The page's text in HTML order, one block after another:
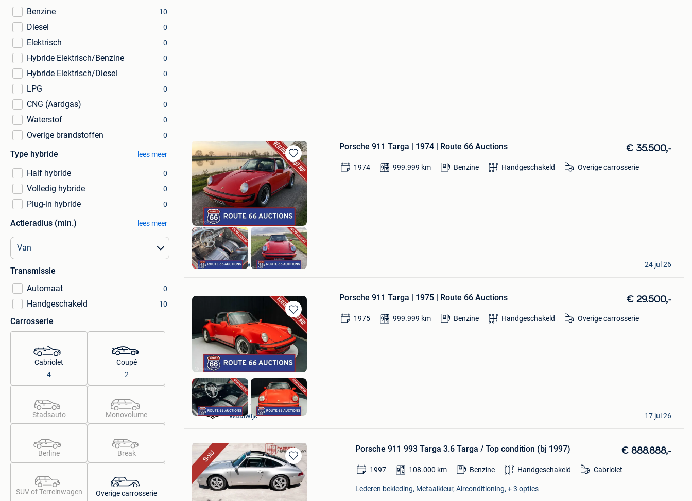
Benzine
10
Diesel 0
Elektrisch 0
Hybride Elektrisch/Benzine 0
Hybride Elektrisch/Diesel 0
LPG 0
CNG (Aardgas) 0
Waterstof 0
Overige brandstoffen 0
Type hybride lees meer
Half hybride 0
Volledig hybride 0
Plug-in hybride 0
Actieradius (min.) lees meer
Transmissie
Automaat
0
Handgeschakeld 10
Carrosserie
Cabriolet
4
Coupé
2
Stadsauto Monovolume
Berline Break
SUV of Terreinwagen
Overige carrosserie
Bewaren
in
Mijn
Favorieten
Porsche 911 Targa | 1974 | Route 66 Auctions € 35.500,-
1974 999.999 km Benzine Handgeschakeld Overige carrosserie
Route 66 Auctions
Waalwijk
24 jul 26
Bewaren
in
Mijn
Favorieten
Porsche 911 Targa | 1975 | Route 66 Auctions € 29.500,-
1975 999.999 km Benzine Handgeschakeld Overige carrosserie
Route 66 Auctions
Waalwijk
17 jul 26
Bewaren
in
Mijn
Favorieten
Porsche 911 993 Targa 3.6 Targa / Top condition (bj 1997) € 888.888,-
1997 108.000 km Benzine Handgeschakeld Cabriolet
Lederen bekleding, Metaalkleur, Airconditioning, + 3 opties